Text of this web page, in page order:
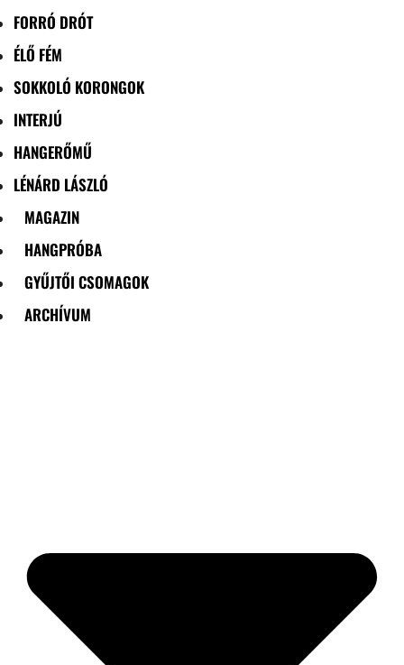
FORRÓ DRÓT
ÉLŐ FÉM
SOKKOLÓ KORONGOK
INTERJÚ
HANGERŐMŰ
LÉNÁRD LÁSZLÓ
MAGAZIN
HANGPRÓBA
GYŰJTŐI CSOMAGOK
ARCHÍVUM